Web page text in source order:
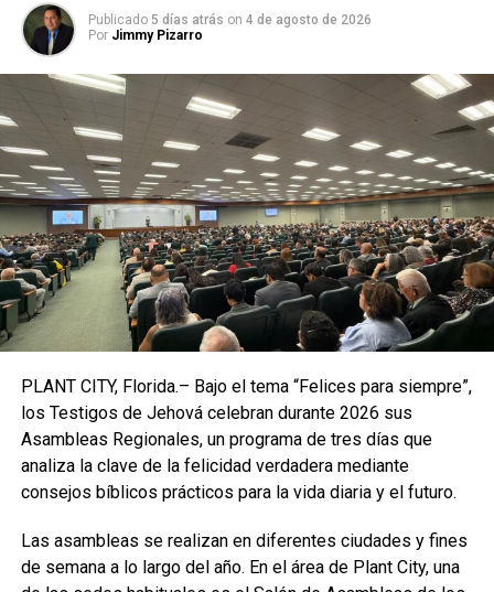
Un trampero atrapó al caimán y lo reubicó en un área no
Los encuentros con caimanes en comunidades
urbanizadas son más frecuentes durante la temporada de
apareamiento, que comenzó en abril y dura hasta junio,
cuando los reptiles emergen de los pantanos y buscan
pareja.
Los funcionarios de vida silvestre dicen que rara vez
representan una amenaza directa para los humanos.
“Los caimanes rara vez muerden a las personas por
Pesca y Vida Silvestre de Florida en su hoja informativa
sobre incidentes entre humanos y caimanes , que señala
que el estado tiene una población “saludable” de
aproximadamente 1,3 millones de reptiles.
silbando y abriendo la boca para asustar a los
intrusos, pero rara vez muerden a las personas. Es
Publicado 5 días atrás on 4 de agosto de 2026
Por Jimmy Pizarro
PLANT CITY, Florida.– Bajo el tema “Felices para siempre”,
los Testigos de Jehová celebran durante 2026 sus
Asambleas Regionales, un programa de tres días que
analiza la clave de la felicidad verdadera mediante
consejos bíblicos prácticos para la vida diaria y el futuro.
Las asambleas se realizan en diferentes ciudades y fines
de semana a lo largo del año. En el área de Plant City, una